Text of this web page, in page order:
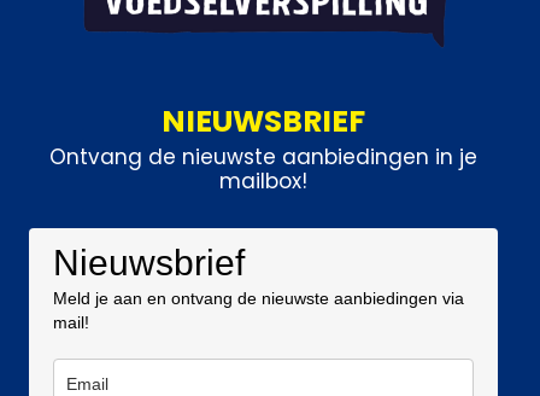
NIEUWSBRIEF
Ontvang de nieuwste aanbiedingen in je
mailbox!
Nieuwsbrief
Meld je aan en ontvang de nieuwste aanbiedingen via
mail!